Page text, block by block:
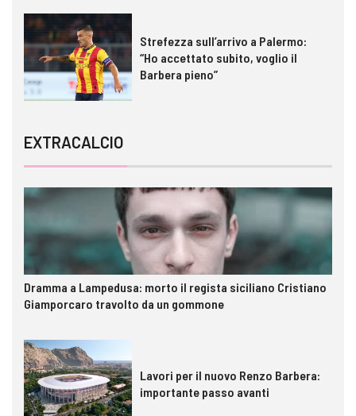
Strefezza sull’arrivo a Palermo:
“Ho accettato subito, voglio il
Barbera pieno”
EXTRACALCIO
Dramma a Lampedusa: morto il regista siciliano Cristiano
Giamporcaro travolto da un gommone
Lavori per il nuovo Renzo Barbera:
importante passo avanti